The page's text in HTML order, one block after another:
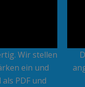
Wir stellen
ein und
PDF und